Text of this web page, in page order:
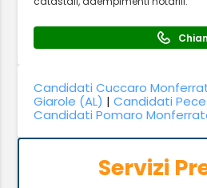
Candidati Cuccaro
Giarole (AL) |Candidati
Candidati Pomaro
Servizi